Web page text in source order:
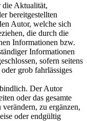
Aktualität,
bereitgestellten
Autor, welche sich
die durch die
Informationen bzw.
Informationen
sofern seitens
grob fahrlässiges
Der Autor
oder das gesamte
zu ergänzen,
oder endgültig